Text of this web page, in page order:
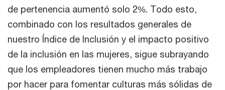
de pertenencia aumentó solo 2%. Todo esto,
combinado con los resultados generales de
nuestro Índice de Inclusión y el impacto positivo
de la inclusión en las mujeres, sigue subrayando
que los empleadores tienen mucho más trabajo
por hacer para fomentar culturas más sólidas de